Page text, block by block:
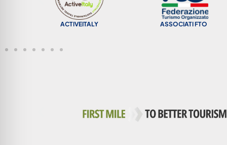
ACTIVEITALY ASSOCIATI FTO